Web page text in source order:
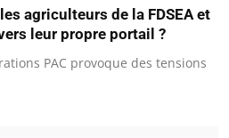
agriculteurs de la FDSEA et
leur propre portail ?
PAC provoque des tensions